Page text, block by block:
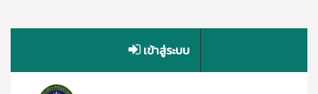
เข้าสู่ระบบ